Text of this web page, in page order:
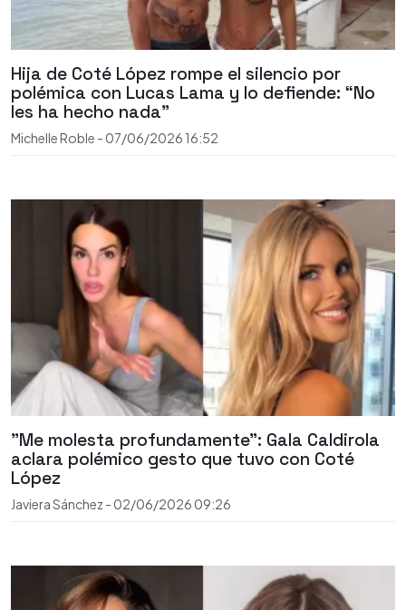
Hija de Coté López rompe el silencio por
polémica con Lucas Lama y lo defiende: “No
les ha hecho nada”
Michelle Roble - 07/06/2026 16:52
"Me molesta profundamente": Gala Caldirola
aclara polémico gesto que tuvo con Coté
López
Javiera Sánchez - 02/06/2026 09:26